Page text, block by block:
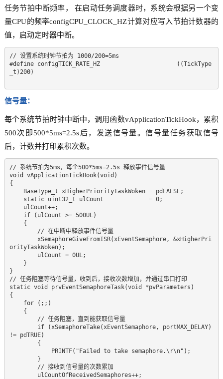
任务节拍中断频率， 在启动任务调度器时，系统会根据另一个变
量CPU的频率configCPU_CLOCK_HZ计算对应写入节拍计数器的
值，启动定时器中断。
// 设置系统时钟节拍为 1000/200=5ms
#define configTICK_RATE_HZ                      ((TickType
_t)200)
信号量：
每个系统节拍时钟中断中，调用函数vApplicationTickHook，累积
500次即500*5ms=2.5s后，发送信号量。信号量任务获取信号
后，计数并打印累积次数。
// 系统节拍为5ms，每个500*5ms=2.5s 释放事件信号量
void vApplicationTickHook(void)
{
        xSemaphoreGiveFromISR(xEventSemaphore, &xHigherPri
orityTaskWoken);
}
// 任务阻塞等待信号量，收到后，接收次数增加，并通过串口打印
static void prvEventSemaphoreTask(void *pvParameters)
{
!= pdTRUE)